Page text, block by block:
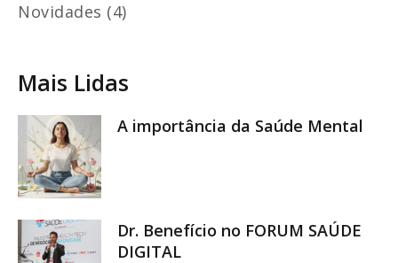
Novidades (4)
Mais Lidas
A importância da Saúde Mental
Dr. Benefício no FORUM SAÚDE
DIGITAL